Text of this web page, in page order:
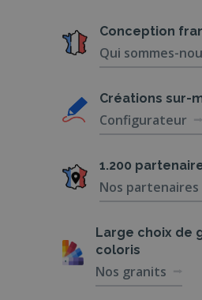
Conception
Qui sommes-
Créations sur-
Configurateur
1.200
Nos partenaires
Large choix de
coloris
Nos granits